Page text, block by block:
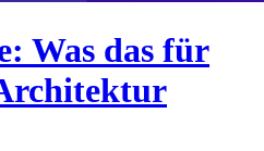
Was das für